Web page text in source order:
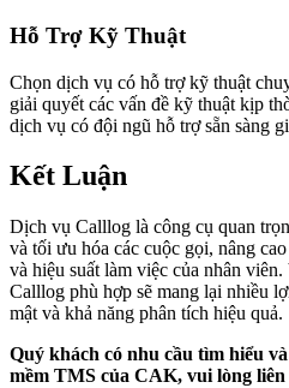
Hỗ Trợ Kỹ Thuật
Chọn dịch vụ có hỗ trợ kỹ thuật
giải quyết các vấn đề kỹ thuật kịp
dịch vụ có đội ngũ hỗ trợ sẵn sàng
Kết Luận
Dịch vụ Calllog là công cụ quan
và tối ưu hóa các cuộc gọi, nâng
và hiệu suất làm việc của nhân
Calllog phù hợp sẽ mang lại nhiều
mật và khả năng phân tích hiệu quả.
Quý khách có nhu cầu tìm hiểu
mềm TMS của CAK, vui lòng liên